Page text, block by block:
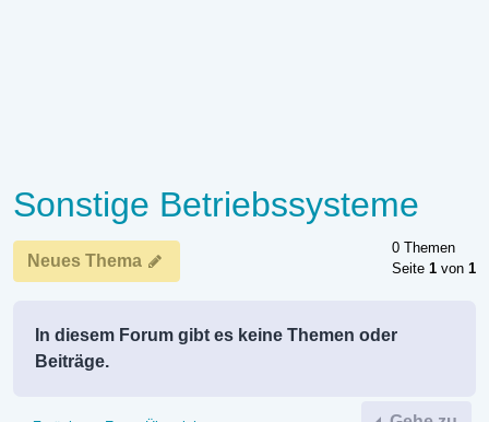
Sonstige Betriebssysteme
Neues Thema
0 Themen
Seite 1 von 1
In diesem Forum gibt es keine Themen oder
Beiträge.